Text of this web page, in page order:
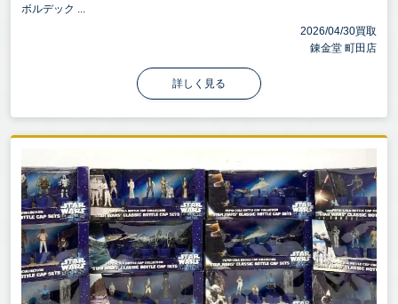
ボルデック ...
2026/04/30買取
錬金堂 町田店
詳しく見る